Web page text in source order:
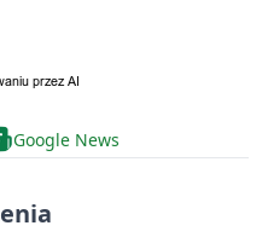
Google News